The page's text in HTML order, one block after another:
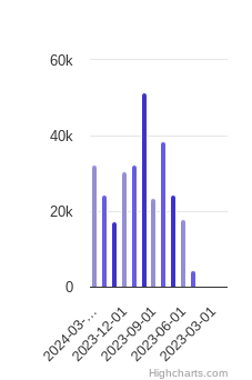
2024-03-…
2023-12-012023-09-012023-06-01
2023-03-01
0
20k
40k
60k
Highcharts.com